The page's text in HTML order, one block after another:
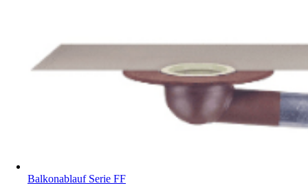
Balkonablauf Serie FF